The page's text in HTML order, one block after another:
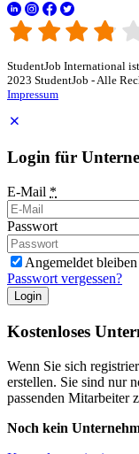
StudentJob International
2023 StudentJob - Alle
Impressum
Login für
E-Mail *
Passwort
Angemeldet bleiben
Passwort vergessen?
Login
Kostenloses
Wenn Sie sich
erstellen. Sie sind nur
passenden Mitarbeiter
Noch kein